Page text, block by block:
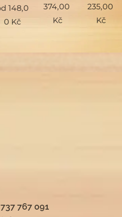
148,0
0 Kč
374,00
Kč
235,00
Kč
737 767 091